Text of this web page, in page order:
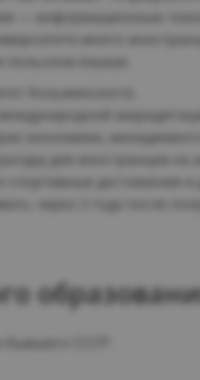
— информационные
много
экономики,
для иностранцев на
спортивные достижения
через 2 года после